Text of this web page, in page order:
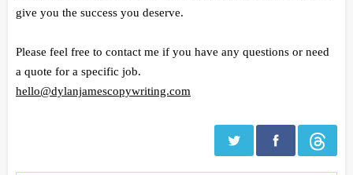
give you the success you deserve.
Please feel free to contact me if you have any questions or need
a quote for a specific job.
hello@dylanjamescopywriting.com